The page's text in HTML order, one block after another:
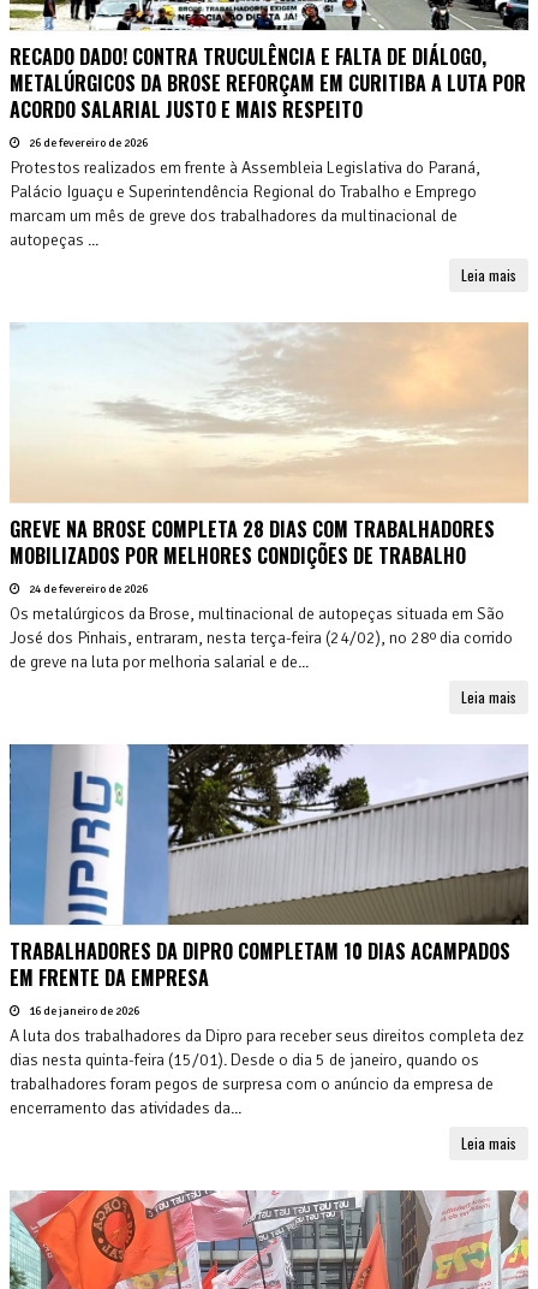
RECADO DADO! CONTRA TRUCULÊNCIA E FALTA DE DIÁLOGO,
METALÚRGICOS DA BROSE REFORÇAM EM CURITIBA A LUTA POR
ACORDO SALARIAL JUSTO E MAIS RESPEITO
26 de fevereiro de 2026
Protestos realizados em frente à Assembleia Legislativa do Paraná,
Palácio Iguaçu e Superintendência Regional do Trabalho e Emprego
marcam um mês de greve dos trabalhadores da multinacional de
autopeças ...
Leia mais
GREVE NA BROSE COMPLETA 28 DIAS COM TRABALHADORES
MOBILIZADOS POR MELHORES CONDIÇÕES DE TRABALHO
24 de fevereiro de 2026
Os metalúrgicos da Brose, multinacional de autopeças situada em São
José dos Pinhais, entraram, nesta terça-feira (24/02), no 28º dia corrido
de greve na luta por melhoria salarial e de...
Leia mais
TRABALHADORES DA DIPRO COMPLETAM 10 DIAS ACAMPADOS
EM FRENTE DA EMPRESA
16 de janeiro de 2026
A luta dos trabalhadores da Dipro para receber seus direitos completa dez
dias nesta quinta-feira (15/01). Desde o dia 5 de janeiro, quando os
trabalhadores foram pegos de surpresa com o anúncio da empresa de
encerramento das atividades da...
Leia mais